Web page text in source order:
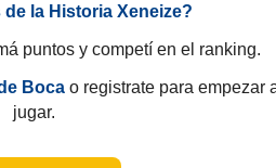
la Historia Xeneize?
puntos y competí en el ranking.
Bocao registrate para empezar
jugar.